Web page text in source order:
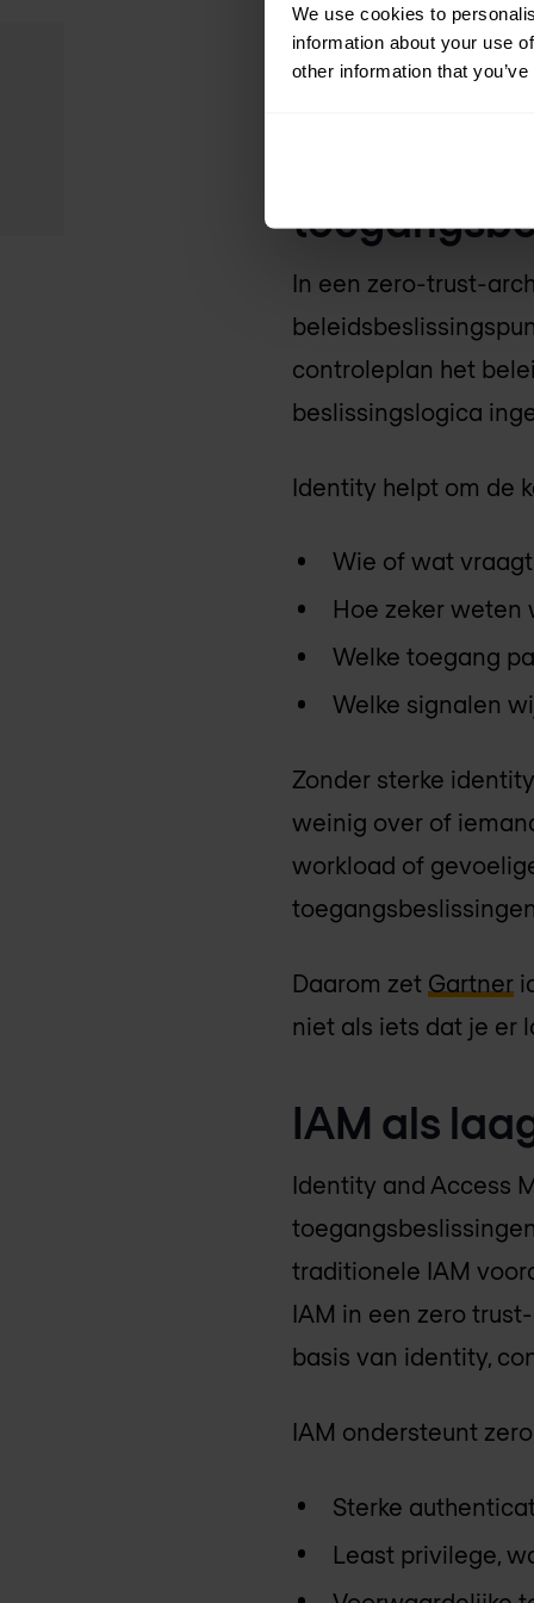
We use cookies to
information about your use
other information that
besluitvorming. Elk
worden
Identiteit
In een zero-trust-
controleplan het
beslissingslogica
Identity helpt om de
Wie of wat
Hoe zeker
Welke toegang
Welke signalen
Zonder sterke
weinig over of
workload of
Daarom zet Gartner
niet als iets dat je er
IAM als
Identity and Access
traditionele IAM
IAM in een zero
basis van identity,
IAM ondersteunt
Sterke
Least privilege,